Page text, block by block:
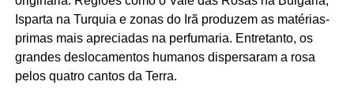
Isparta na Turquia e zonas do Irã produzem as matérias-
primas mais apreciadas na perfumaria. Entretanto, os
grandes deslocamentos humanos dispersaram a rosa
pelos quatro cantos da Terra.